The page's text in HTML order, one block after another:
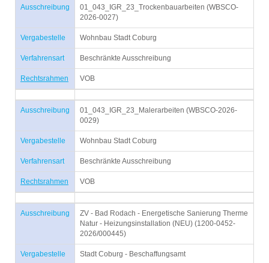
Ausschreibung
01_043_IGR_23_Trockenbauarbeiten (WBSCO-
2026-0027)
Vergabestelle Wohnbau Stadt Coburg
Verfahrensart Beschränkte Ausschreibung
Rechtsrahmen VOB
Ausschreibung
01_043_IGR_23_Malerarbeiten (WBSCO-2026-
0029)
Vergabestelle Wohnbau Stadt Coburg
Verfahrensart Beschränkte Ausschreibung
Rechtsrahmen VOB
Ausschreibung
ZV - Bad Rodach - Energetische Sanierung Therme
Natur - Heizungsinstallation (NEU) (1200-0452-
2026/000445)
Vergabestelle Stadt Coburg - Beschaffungsamt